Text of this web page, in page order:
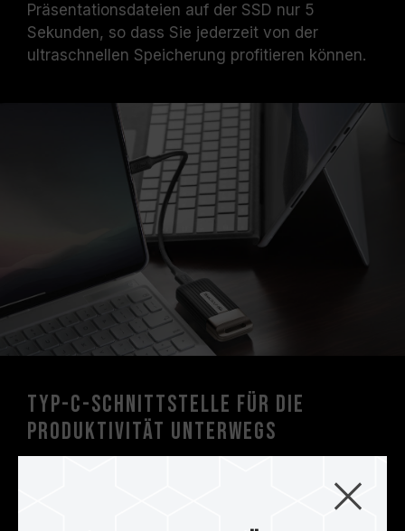
Präsentationsdateien auf der SSD nur 5
Sekunden, so dass Sie jederzeit von der
ultraschnellen Speicherung profitieren können.
Typ-C-Schnittstelle für die
Produktivität unterwegs
Computern, Tablets und Smartphones mit Typ-
C-Anschlüssen verbunden werden und erfüllt